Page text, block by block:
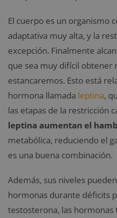
El cuerpo es un organismo
adaptativa muy alta, y la
excepción. Finalmente
que sea muy difícil obtener
estancaremos. Esto está
hormona llamada leptina,
las etapas de la restricción
leptina aumentan el
metabólica, reduciendo el
es una buena combinación.
Además, sus niveles
hormonas durante déficits
testosterona, las